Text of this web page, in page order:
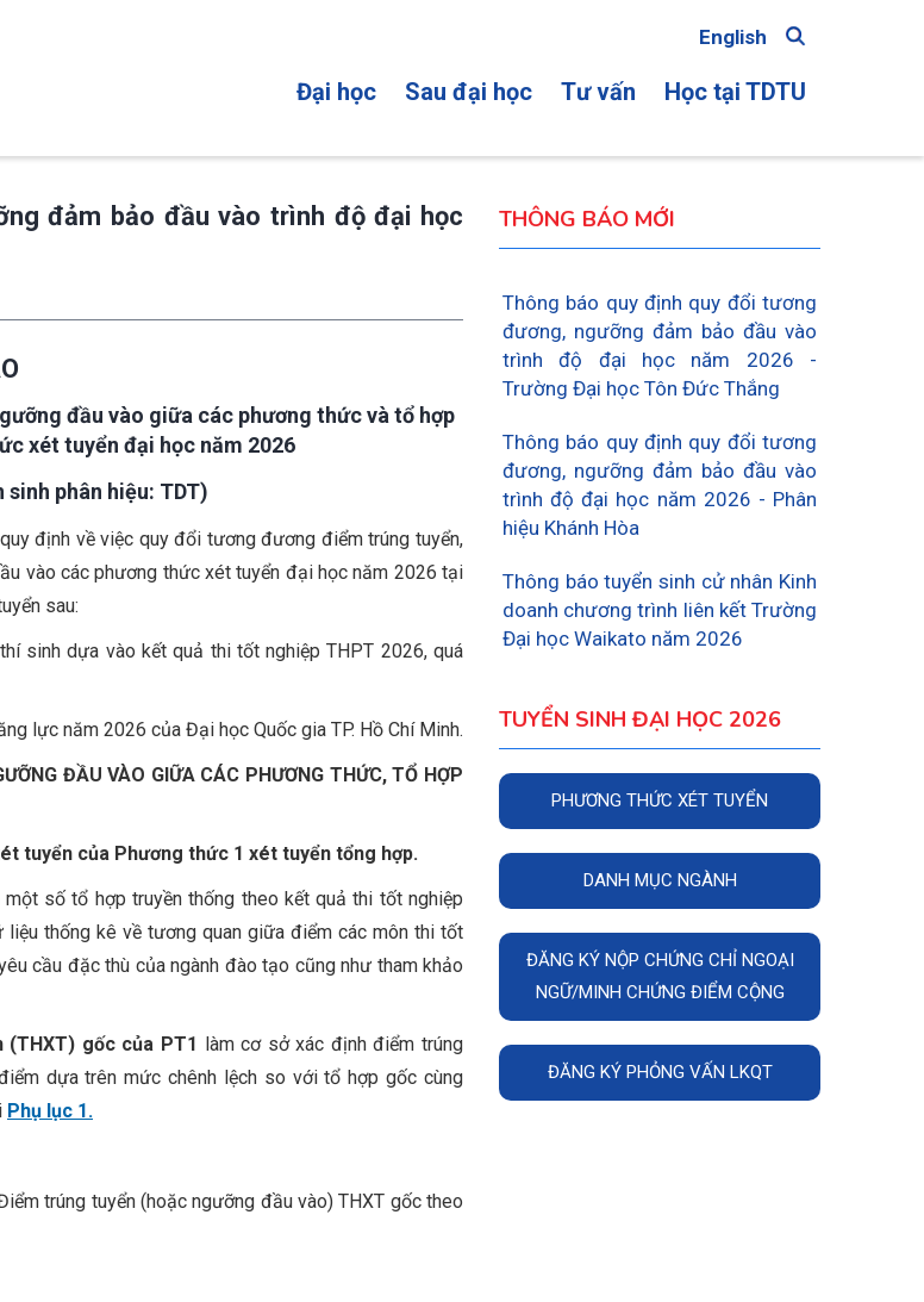
English
MAIN
NAVIGATION
Đại học Sau đại học Tư vấn Học tại TDTU
đảm bảo đầu vào trình độ đại học
đầu vào giữa các phương thức và tổ hợp
xét tuyển đại học năm 2026
sinh phân hiệu: TDT)
định về việc quy đổi tương đương điểm trúng tuyển,
vào các phương thức xét tuyển đại học năm 2026 tại
sau:
sinh dựa vào kết quả thi tốt nghiệp THPT 2026, quá
lực năm 2026 của Đại học Quốc gia TP. Hồ Chí Minh.
ĐẦU VÀO GIỮA CÁC PHƯƠNG THỨC, TỔ HỢP
tuyển của Phương thức 1 xét tuyển tổng hợp.
số tổ hợp truyền thống theo kết quả thi tốt nghiệp
thống kê về tương quan giữa điểm các môn thi tốt
cầu đặc thù của ngành đào tạo cũng như tham khảo
gốc của PT1 làm cơ sở xác định điểm trúng
dựa trên mức chênh lệch so với tổ hợp gốc cùng
Phụ lục 1.
trúng tuyển (hoặc ngưỡng đầu vào) THXT gốc theo
THÔNG BÁO MỚI
Thông báo quy định quy đổi tương
đương, ngưỡng đảm bảo đầu vào
trình độ đại học năm 2026 -
Trường Đại học Tôn Đức Thắng
Thông báo quy định quy đổi tương
đương, ngưỡng đảm bảo đầu vào
trình độ đại học năm 2026 - Phân
hiệu Khánh Hòa
Thông báo tuyển sinh cử nhân Kinh
doanh chương trình liên kết Trường
Đại học Waikato năm 2026
TUYỂN SINH ĐẠI HỌC 2026
PHƯƠNG THỨC XÉT TUYỂN
DANH MỤC NGÀNH
ĐĂNG KÝ NỘP CHỨNG CHỈ NGOẠI
NGỮ/MINH CHỨNG ĐIỂM CỘNG
ĐĂNG KÝ PHỎNG VẤN LKQT